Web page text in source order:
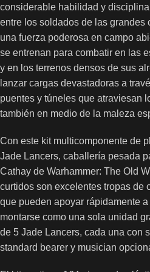
considerable habilidad y
entre los soldados de las grandes
una fuerza poderosa en campo
se entrenan para combatir en las
y en los terrenos densos de sus
lanzar cargas devastadoras a
puentes y túneles que atraviesan
también en medio de la maleza
Con este kit multicomponente de
Jade Lancers, caballería pesada
Cathay de Warhammer: The Old
curtidos son excelentes tropas de
que pueden apoyar rápidamente
montarse como una sola unidad
de 5 Jade Lancers, cada una con
standard bearer y musician